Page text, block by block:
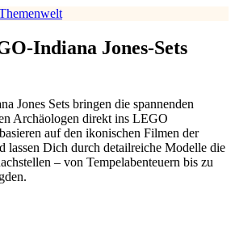
Indiana Jones-Sets
Jones Sets bringen die spannenden
Archäologen direkt ins LEGO
auf den ikonischen Filmen der
lassen Dich durch detailreiche Modelle die
– von Tempelabenteuern bis zu